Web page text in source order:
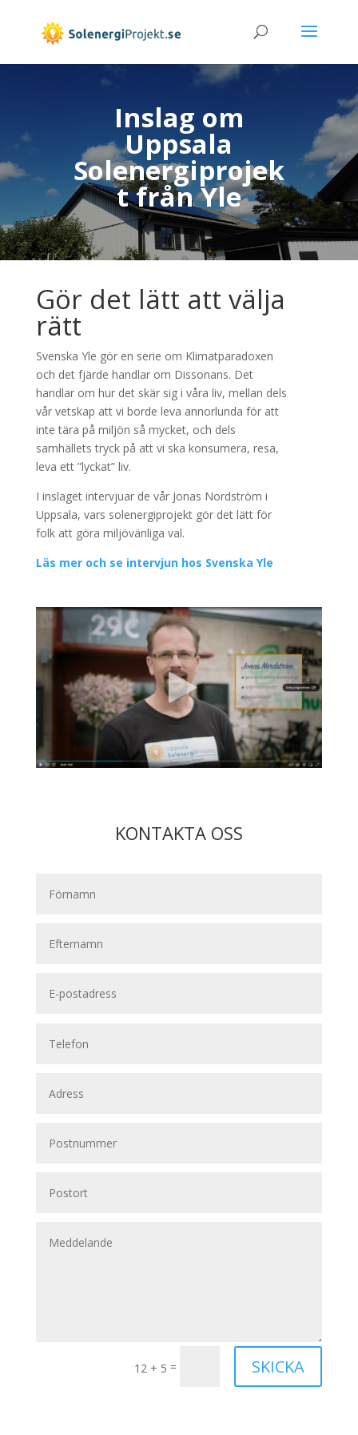
Inslag om
Uppsala
Solenergiprojek
t från Yle
Gör det lätt att välja
rätt
Svenska Yle gör en serie om Klimatparadoxen
och det fjärde handlar om Dissonans. Det
handlar om hur det skär sig i våra liv, mellan dels
vår vetskap att vi borde leva annorlunda för att
inte tära på miljön så mycket, och dels
samhällets tryck på att vi ska konsumera, resa,
leva ett ”lyckat” liv.
I inslaget intervjuar de vår Jonas Nordström i
Uppsala, vars solenergiprojekt gör det lätt för
folk att göra miljövänliga val.
Läs mer och se intervjun hos Svenska Yle
KONTAKTA OSS
12 + 5 = SKICKA